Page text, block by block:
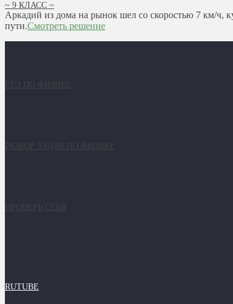
~ 9 КЛАСС ~
ЕГЭ ПО ФИЗИКЕ
РАЗБОР ЗАДАЧ ПО ФИЗИКЕ
ПРОВЕРЬ СЕБЯ
RUTUBE
Аркадий из дома на рынок шел со скоростью 7 км/ч,
пути.Смотреть решение